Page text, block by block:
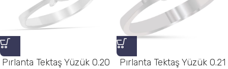
Pırlanta Tektaş Yüzük 0.20
Pırlanta Tektaş Yüzük 0.21